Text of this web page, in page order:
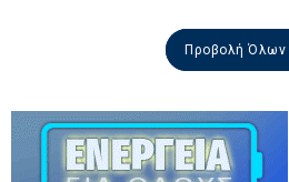
Προβολή Όλων